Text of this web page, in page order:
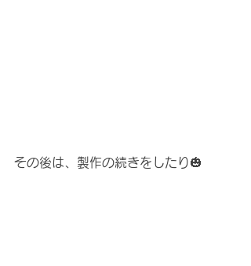
その後は、製作の続きをしたり🎃